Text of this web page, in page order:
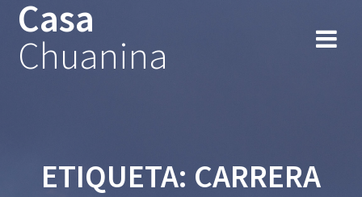
Casa
Chuanina
ETIQUETA: CARRERA